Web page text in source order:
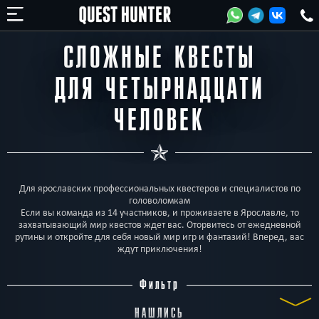
СЛОЖНЫЕ КВЕСТЫ
ДЛЯ ЧЕТЫРНАДЦАТИ
ЧЕЛОВЕК
Для ярославских профессиональных квестеров и специалистов по
головоломкам
Если вы команда из 14 участников, и проживаете в Ярославле, то
захватывающий мир квестов ждет вас. Оторвитесь от ежедневной
рутины и откройте для себя новый мир игр и фантазий! Вперед, вас
ждут приключения!
Фильтр
НАШЛИСЬ